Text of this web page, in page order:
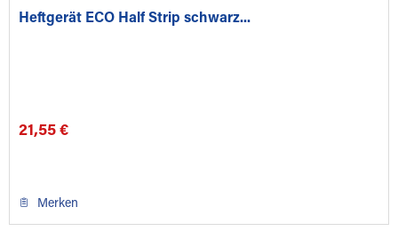
Heftgerät ECO Half Strip schwarz...
21,55 €
Merken